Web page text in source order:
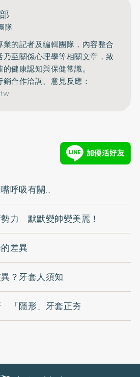
隊
業的記者及編輯團隊，內容整合
至關係心理學等相關文章，致
健康認知與保健常識。
合作洽詢、意見反應：
呼吸有關…
勢力 默默變帥變美麗！
差異
？牙套人須知
「隱形」牙套正夯